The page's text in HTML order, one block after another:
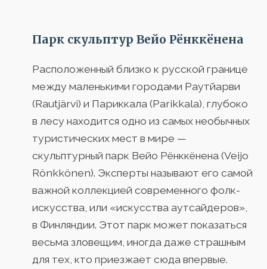
Парк скульптур Вейо Рёнккёнена
Расположенный близко к русской границе
между маленькими городами Раутйарви
(Rautjärvi) и Париккала (Parikkala), глубоко
в лесу находится одно из самых необычных
туристических мест в мире —
скульптурный парк Вейо Рёнккёнена (Veijo
Rönkkönen). Эксперты называют его самой
важной коллекцией современного фолк-
искусства, или «искусства аутсайдеров»,
в Финляндии. Этот парк может показаться
весьма зловещим, иногда даже страшным
для тех, кто приезжает сюда впервые.